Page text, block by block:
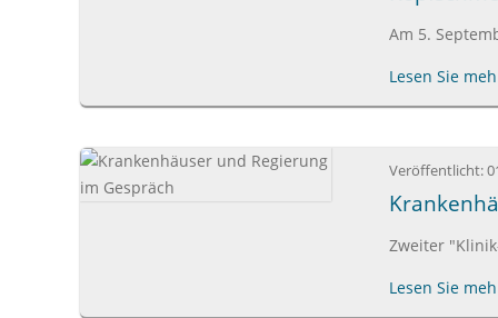
Am 5.
Lesen Sie
Veröffentlicht:
Zweiter
Lesen Sie